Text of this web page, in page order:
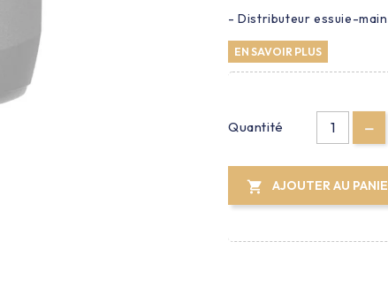
- Distributeur essuie-
EN SAVOIR PLUS
Quantité
 AJOUTER AU